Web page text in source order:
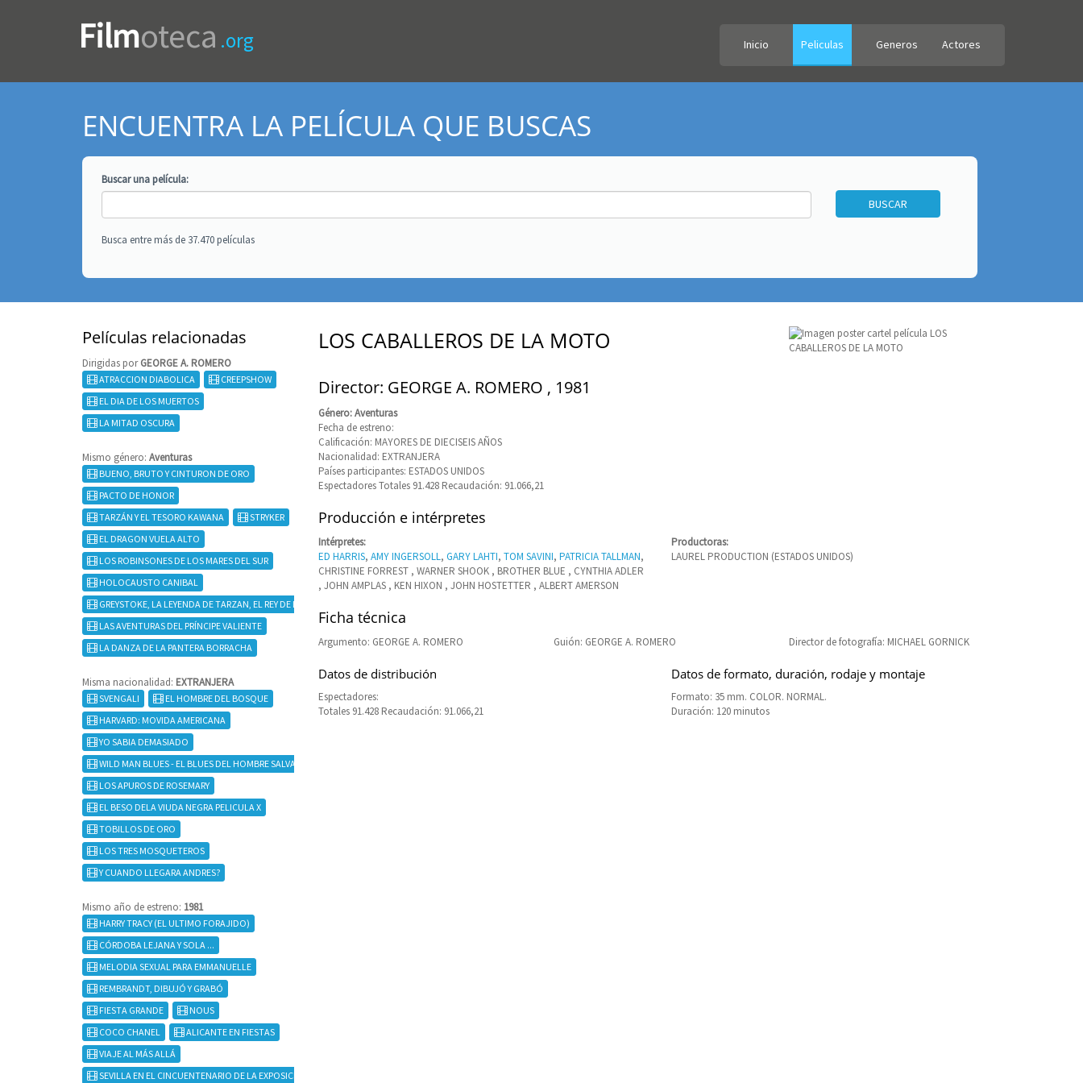
Filmoteca .org Inicio Peliculas Generos Actores
ENCUENTRA LA PELÍCULA QUE BUSCAS
Buscar unapelícula:
Busca entre más de 37.470 películas
Películas relacionadas
Dirigidas porGEORGE A. ROMERO
ATRACCION DIABOLICA
CREEPSHOW
EL DIA DE LOS MUERTOS
LA MITAD OSCURA
Mismo género: Aventuras
BUENO, BRUTO Y CINTURON DE ORO
PACTO DE HONOR
TARZÁN Y EL TESORO KAWANA
STRYKER
EL DRAGON VUELA ALTO
LOS ROBINSONES DE LOS MARES DEL SUR
HOLOCAUSTO CANIBAL
GREYSTOKE, LA LEYENDA DE TARZAN, EL REY DE LOS MONOS
LAS AVENTURAS DEL PRÍNCIPE VALIENTE
LA DANZA DE LA PANTERA BORRACHA
Misma nacionalidad: EXTRANJERA
SVENGALI
EL HOMBRE DEL BOSQUE
HARVARD: MOVIDA AMERICANA
YO SABIA DEMASIADO
WILD MAN BLUES - EL BLUES DEL HOMBRE SALVAJE
LOS APUROS DE ROSEMARY
EL BESO DELA VIUDA NEGRA PELICULA X
TOBILLOS DE ORO
LOS TRES MOSQUETEROS
Y CUANDO LLEGARA ANDRES?
Mismo año de estreno: 1981
HARRY TRACY (EL ULTIMO FORAJIDO)
CÓRDOBA LEJANA Y SOLA ...
MELODIA SEXUAL PARA EMMANUELLE
REMBRANDT, DIBUJÓ Y GRABÓ
FIESTA GRANDE
NOUS
COCO CHANEL
ALICANTE EN FIESTAS
VIAJE AL MÁS ALLÁ
SEVILLA EN EL CINCUENTENARIO DE LA EXPOSICIÓN IBEROAMERICANA
LOS CABALLEROS DE LA MOTO
Director: GEORGE A. ROMERO , 1981
Género: Aventuras
Fecha de estreno:
Calificación: MAYORES DE DIECISEIS AÑOS
Nacionalidad: EXTRANJERA
Países participantes: ESTADOS UNIDOS
Espectadores Totales 91.428 Recaudación: 91.066,21
Producción e intérpretes
Intérpretes:
ED HARRIS, AMY INGERSOLL, GARY LAHTI, TOM SAVINI, PATRICIA TALLMAN,
CHRISTINE FORREST , WARNER SHOOK , BROTHER BLUE , CYNTHIA ADLER
, JOHN AMPLAS , KEN HIXON , JOHN HOSTETTER , ALBERT AMERSON
Productoras:
LAUREL PRODUCTION (ESTADOS UNIDOS)
Ficha técnica
Argumento: GEORGE A. ROMERO Guión: GEORGE A. ROMERO Director de fotografía: MICHAEL GORNICK
Datos de distribución
Espectadores:
Totales 91.428 Recaudación: 91.066,21
Datos de formato, duración, rodaje y montaje
Formato: 35 mm. COLOR. NORMAL.
Duración: 120 minutos